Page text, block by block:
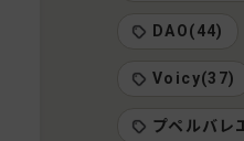
DAO(44)
Voicy(37)
プペルバレ